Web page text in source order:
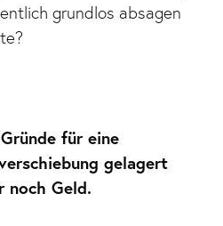
grundlos absagen
für eine
gelagert
Geld.